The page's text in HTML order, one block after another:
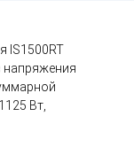
IS1500RT
напряжения
Вт,